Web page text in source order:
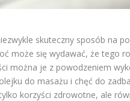
skuteczny sposób na
może się wydawać, że tego
można je z powodzeniem
do masażu i chęć do
korzyści zdrowotne, ale